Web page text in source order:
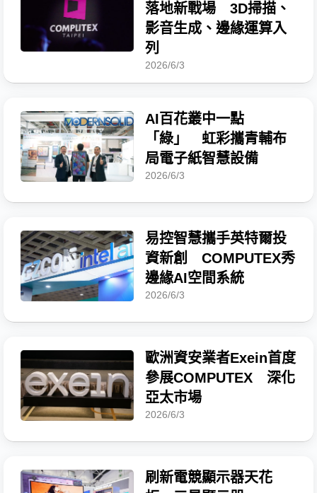
落地新戰場 3D掃描、
影音生成、邊緣運算入
列
2026/6/3
AI百花叢中一點
「綠」 虹彩攜青輔布
局電子紙智慧設備
2026/6/3
易控智慧攜手英特爾投
資新創 COMPUTEX秀
邊緣AI空間系統
2026/6/3
歐洲資安業者Exein首度
參展COMPUTEX 深化
亞太市場
2026/6/3
刷新電競顯示器天花